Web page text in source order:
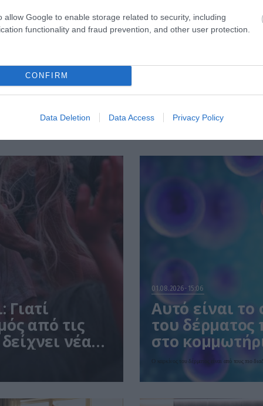
allow Google to enable storage related to security, including
functionality and fraud prevention, and other user protection.
CONFIRM
Data Deletion Data Access Privacy Policy
«αθόρυβα» τα
σε κάθε ηλικία…
το γάλα!
στα εμβόλια
ΗΠΑ από COVID-19
Γιατί
από τις
νέα
01.08.2026 15:06
Αυτό είναι
του δέρματος
στο
Ο καρκίνος του δέρματος είναι από τους πιο